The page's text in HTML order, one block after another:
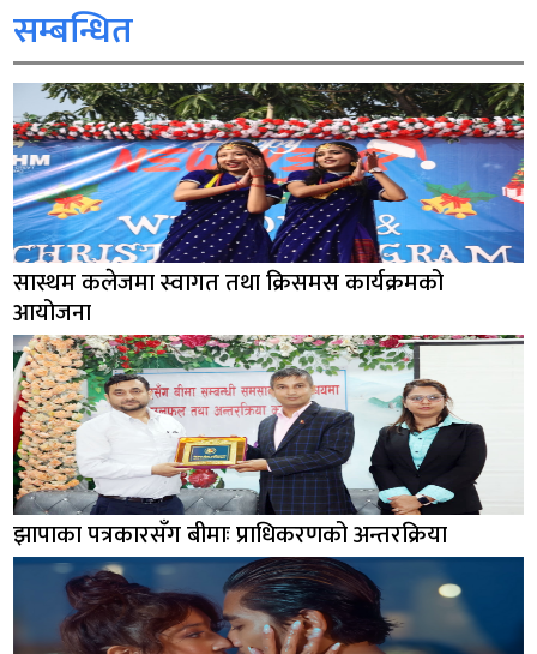
सम्बन्धित
सास्थम कलेजमा स्वागत तथा क्रिसमस कार्यक्रमको
आयोजना
झापाका पत्रकारसँग बीमाः प्राधिकरणको अन्तरक्रिया